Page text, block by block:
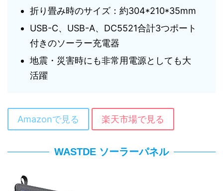
折り畳み時のサイズ：約304*210*35mm
USB-C、USB-A、DC5521合計3つポート
付きのソーラー充電器
地震・災害時にも非常用電源としても大
活躍
Amazonで見る 楽天市場で見る
WASTDE ソーラーパネル